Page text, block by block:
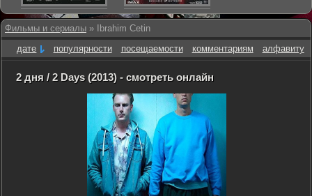
Фильмы и сериалы » Ibrahim Cetin
дате
популярности посещаемости комментариям алфавиту
2 дня / 2 Days (2013) - смотреть онлайн